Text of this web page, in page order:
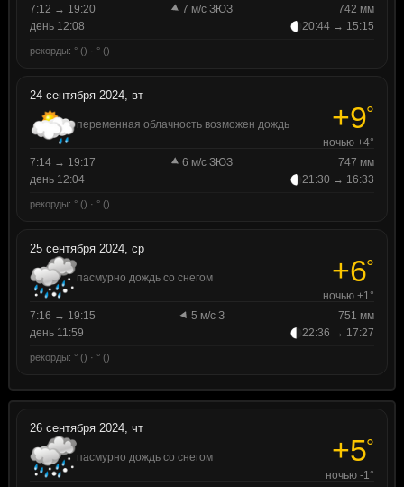
7:12 → 19:20
7 м/с ЗЮЗ
742 мм
день 12:08
20:44 → 15:15
рекорды: ° () · ° ()
24 сентября 2024, вт
переменная облачность возможен дождь +9°
ночью +4°
7:14 → 19:17
6 м/с ЗЮЗ
747 мм
день 12:04
21:30 → 16:33
рекорды: ° () · ° ()
25 сентября 2024, ср
пасмурно дождь со снегом +6°
ночью +1°
7:16 → 19:15
5 м/с З
751 мм
день 11:59
22:36 → 17:27
рекорды: ° () · ° ()
26 сентября 2024, чт
пасмурно дождь со снегом +5°
ночью -1°